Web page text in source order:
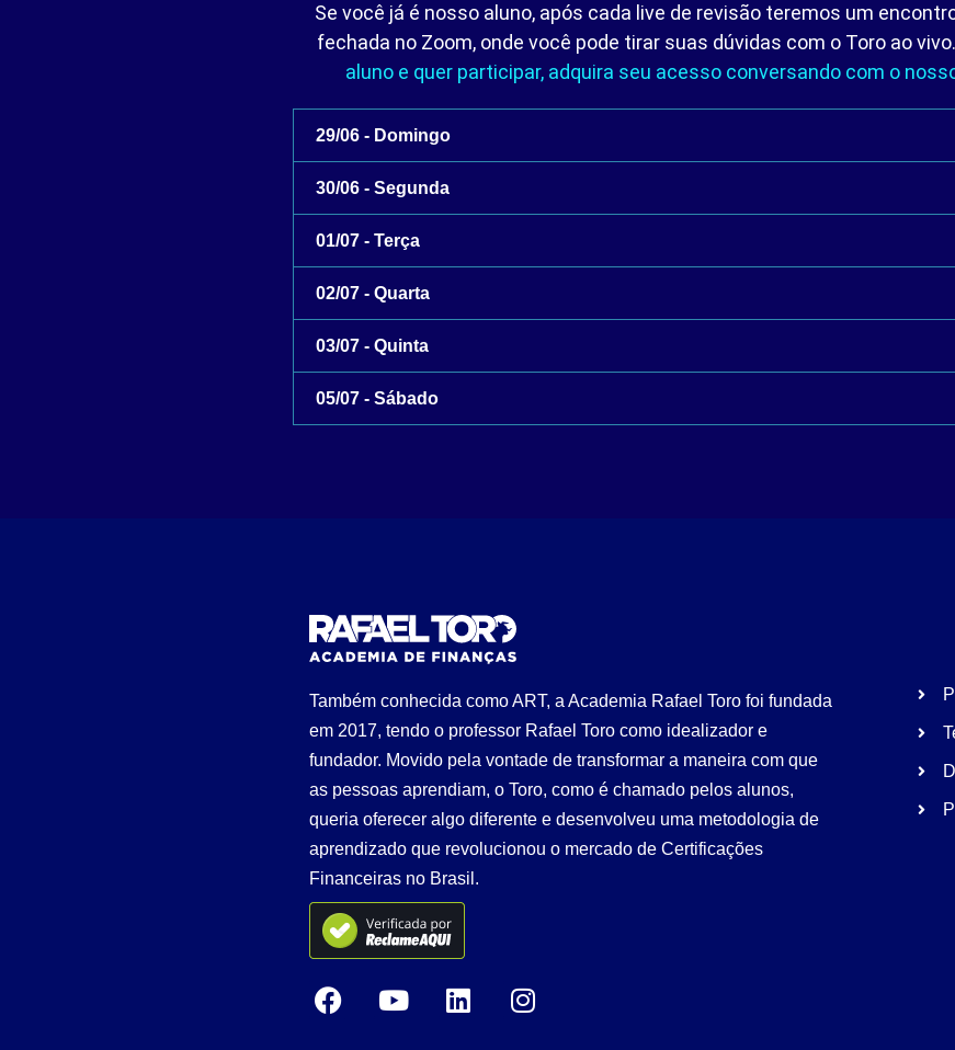
Se você já é nosso aluno, após cada live de revisão teremos um
fechada no Zoom, onde você pode tirar suas dúvidas com o Toro ao vivo.
aluno e quer participar, adquira seu acesso conversando com o
29/06 - Domingo
30/06 - Segunda
01/07 - Terça
02/07 - Quarta
03/07 - Quinta
05/07 - Sábado
Também conhecida como ART, a Academia Rafael Toro foi fundada
em 2017, tendo o professor Rafael Toro como idealizador e
fundador. Movido pela vontade de transformar a maneira com que
as pessoas aprendiam, o Toro, como é chamado pelos alunos,
queria oferecer algo diferente e desenvolveu uma metodologia de
aprendizado que revolucionou o mercado de Certificações
Financeiras no Brasil.